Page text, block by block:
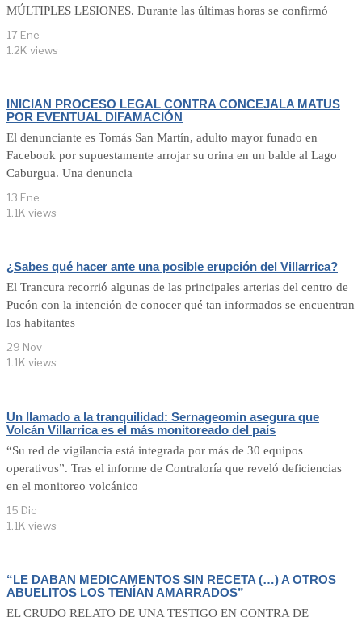
MÚLTIPLES LESIONES. Durante las últimas horas se confirmó
17 Ene
1.2K views
INICIAN PROCESO LEGAL CONTRA CONCEJALA MATUS
POR EVENTUAL DIFAMACIÓN
El denunciante es Tomás San Martín, adulto mayor funado en
Facebook por supuestamente arrojar su orina en un balde al Lago
Caburgua. Una denuncia
13 Ene
1.1K views
¿Sabes qué hacer ante una posible erupción del Villarrica?
El Trancura recorrió algunas de las principales arterias del centro de
Pucón con la intención de conocer qué tan informados se encuentran
los habitantes
29 Nov
1.1K views
Un llamado a la tranquilidad: Sernageomin asegura que
Volcán Villarrica es el más monitoreado del país
“Su red de vigilancia está integrada por más de 30 equipos
operativos”. Tras el informe de Contraloría que reveló deficiencias
en el monitoreo volcánico
15 Dic
1.1K views
“LE DABAN MEDICAMENTOS SIN RECETA (…) A OTROS
ABUELITOS LOS TENÍAN AMARRADOS”
EL CRUDO RELATO DE UNA TESTIGO EN CONTRA DE